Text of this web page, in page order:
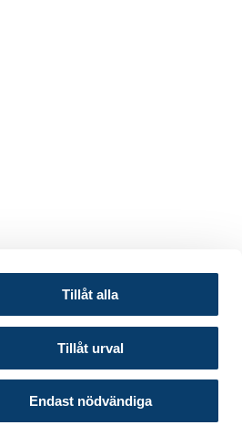
Tillåt alla
Tillåt urval
Endast nödvändiga
© 2024 Svenska Bankföreningen
Cookies